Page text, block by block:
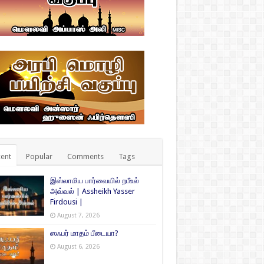
Popular Comments Tags
இஸ்லாமிய பார்வையில் றபீஉல்
அவ்வல் | Assheikh Yasser
Firdousi |
August 7, 2026
ஸஃபர் மாதம் பீடையா?
August 6, 2026